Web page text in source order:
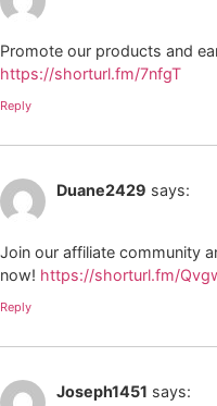
Promote our products and
https://shorturl.fm/7nfgT
Reply
Duane2429 says:
Join our affiliate community
now! https://shorturl.fm/
Reply
Joseph1451 says: